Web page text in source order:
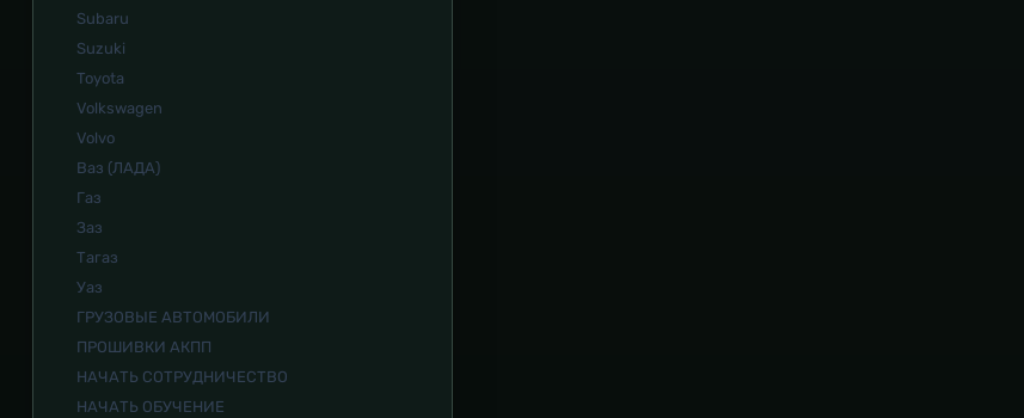
Subaru
Suzuki
Toyota
Volkswagen
Volvo
Ваз (ЛАДА)
Газ
Заз
Тагаз
Уаз
ГРУЗОВЫЕ АВТОМОБИЛИ
ПРОШИВКИ АКПП
НАЧАТЬ СОТРУДНИЧЕСТВО
НАЧАТЬ ОБУЧЕНИЕ